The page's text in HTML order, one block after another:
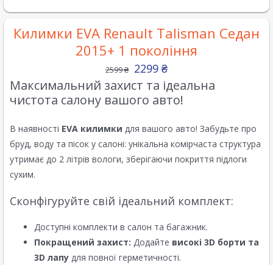
Килимки EVA Renault Talisman Седан
2015+ 1 покоління
2599₴ 2299 ₴
Максимальний захист та ідеальна
чистота салону вашого авто!
В наявності EVA килимки для вашого авто! Забудьте про
бруд, воду та пісок у салоні: унікальна комірчаста структура
утримає до 2 літрів вологи, зберігаючи покриття підлоги
сухим.
Сконфігуруйте свій ідеальний комплект:
Доступні комплекти в салон та багажник.
Покращений захист: Додайте високі 3D борти та
3D лапу для повної герметичності.